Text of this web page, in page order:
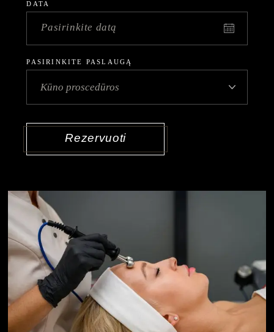
DATA
PASIRINKITE PASLAUGĄ
Rezervuoti